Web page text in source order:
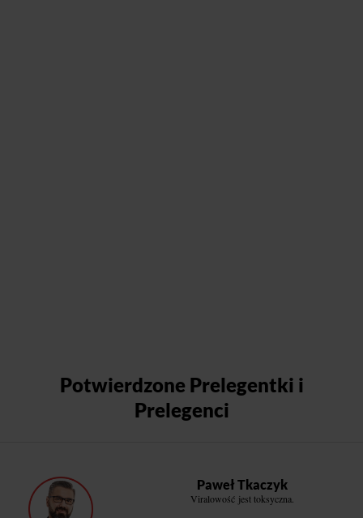
Potwierdzone Prelegentki i
Prelegenci
Paweł Tkaczyk
Viralowość jest toksyczna.